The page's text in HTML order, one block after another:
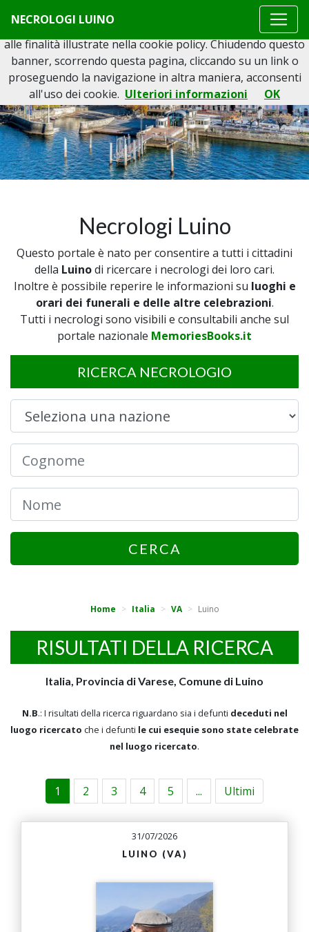
NECROLOGI LUINO
Necrologi Luino
Questo portale è nato per consentire a tutti i cittadini
della Luinodi ricercare i necrologi dei loro cari.
Inoltre è possibile reperire le informazioni su luoghi e
orari dei funerali e delle altre celebrazioni.
Tutti i necrologi sono visibili e consultabili anche sul
portale nazionale MemoriesBooks.it
RICERCA NECROLOGIO
CERCA
Home Italia VA Luino
RISULTATI DELLA RICERCA
Italia, Provincia di Varese, Comune di Luino
N.B.: I risultati della ricerca riguardano sia i defunti deceduti nel
luogo ricercato che i defunti le cui esequie sono state celebrate
nel luogo ricercato.
1 2 3 4 5 ... Ultimi
31/07/2026
LUINO (VA)
Questo sito o gli strumenti terzi da questo utilizzati si
avvalgono di cookie necessari al funzionamento ed utili
alle finalità illustrate nella cookie policy. Chiudendo questo
banner, scorrendo questa pagina, cliccando su un link o
proseguendo la navigazione in altra maniera, acconsenti
all'uso dei cookie. Ulteriori informazioni OK